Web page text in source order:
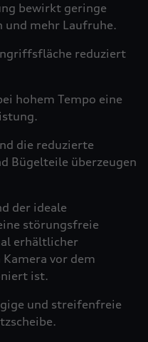
bewirkt geringe
und mehr Laufruhe.
reduziert
hohem Tempo eine
die reduzierte
Bügelteile überzeugen
der ideale
störungsfreie
erhältlicher
vor dem
ist.
und streifenfreie